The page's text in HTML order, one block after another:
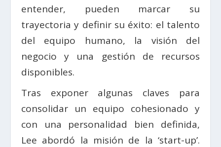
entender, pueden marcar su
trayectoria y definir su éxito: el talento
del equipo humano, la visión del
negocio y una gestión de recursos
disponibles.
Tras exponer algunas claves para
consolidar un equipo cohesionado y
con una personalidad bien definida,
Lee abordó la misión de la ‘start-up’.